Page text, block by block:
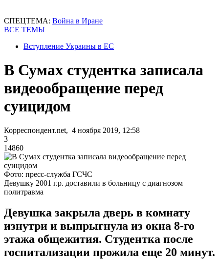
СПЕЦТЕМА: Война в Иране
ВСЕ ТЕМЫ
Вступление Украины в ЕС
В Сумах студентка записала
видеообращение перед
суицидом
Корреспондент.net, 4 ноября 2019, 12:58
3
14860
Фото: пресс-служба ГСЧС
Девушку 2001 г.р. доставили в больницу с диагнозом
политравма
Девушка закрыла дверь в комнату
изнутри и выпрыгнула из окна 8-го
этажа общежития. Студентка после
госпитализации прожила еще 20 минут.